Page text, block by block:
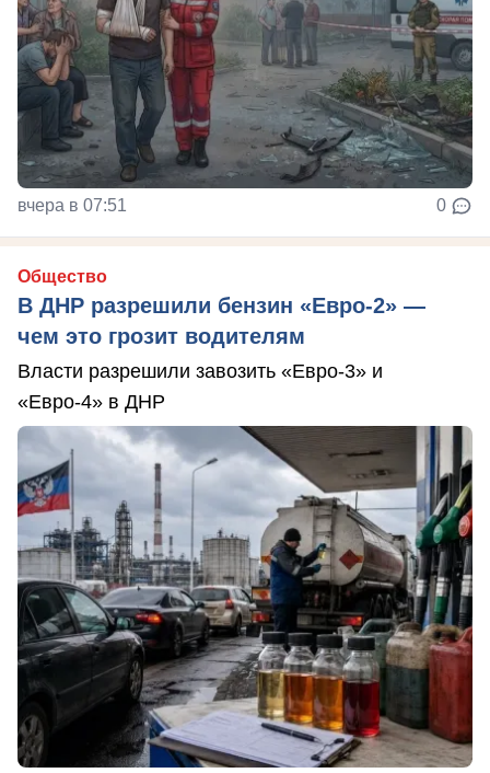
вчера в 07:51 0
Общество
В ДНР разрешили бензин «Евро-2» —
чем это грозит водителям
Власти разрешили завозить «Евро-3» и
«Евро-4» в ДНР